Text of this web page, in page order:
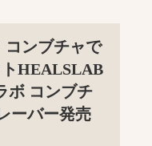
コンブチャで
HEALSLAB
ボ コンブチ
ーバー発売